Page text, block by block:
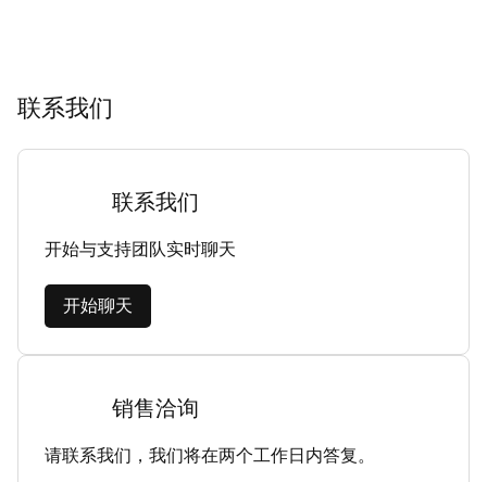
联系我们
联系我们
开始与支持团队实时聊天
开始聊天
销售洽询
请联系我们，我们将在两个工作日内答复。